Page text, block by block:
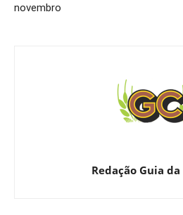
novembro
Redação Guia